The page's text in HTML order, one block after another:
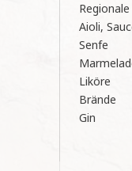
Regionale
Aioli,
Senfe
Liköre
Brände
Gin